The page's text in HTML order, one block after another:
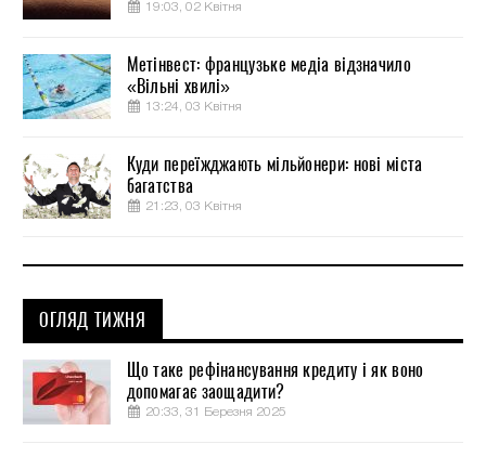
19:03, 02 Квітня
Метінвест: французьке медіа відзначило
«Вільні хвилі»
13:24, 03 Квітня
Куди переїжджають мільйонери: нові міста
багатства
21:23, 03 Квітня
ОГЛЯД ТИЖНЯ
Що таке рефінансування кредиту і як воно
допомагає заощадити?
20:33, 31 Березня 2025